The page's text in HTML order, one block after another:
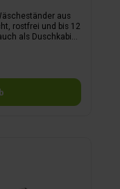
aus
rostfrei und bis 12
als Duschkabine